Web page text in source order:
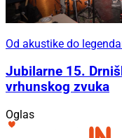
Od akustike do
Jubilarne 15.
vrhunskog zvuka
Oglas